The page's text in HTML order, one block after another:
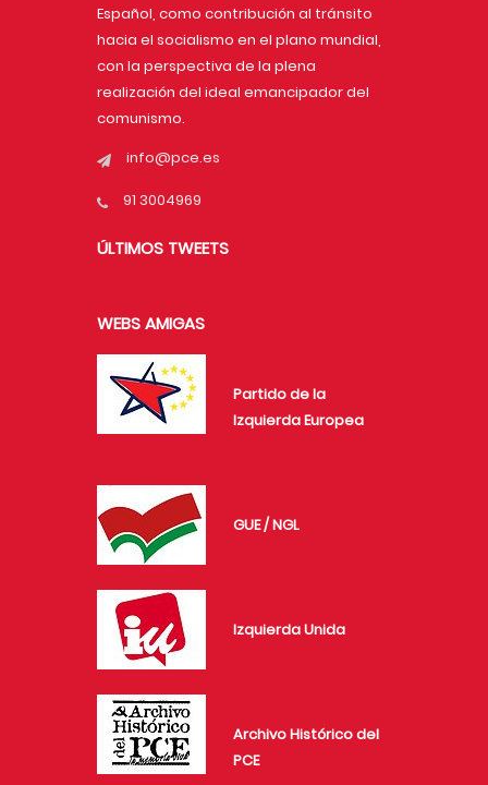
Español, como contribución al tránsito
hacia el socialismo en el plano mundial,
con la perspectiva de la plena
realización del ideal emancipador del
comunismo.
info@pce.es
91 3004969
ÚLTIMOS TWEETS
WEBS AMIGAS
Partido de la
Izquierda Europea
GUE / NGL
Izquierda Unida
Archivo Histórico del
PCE